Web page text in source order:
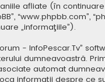
afliate (în continuare
“www.phpbb.com”,
„informaţiile”).
- InfoPescar.Tv”
dumneavoastră.
automat
informaţii despre